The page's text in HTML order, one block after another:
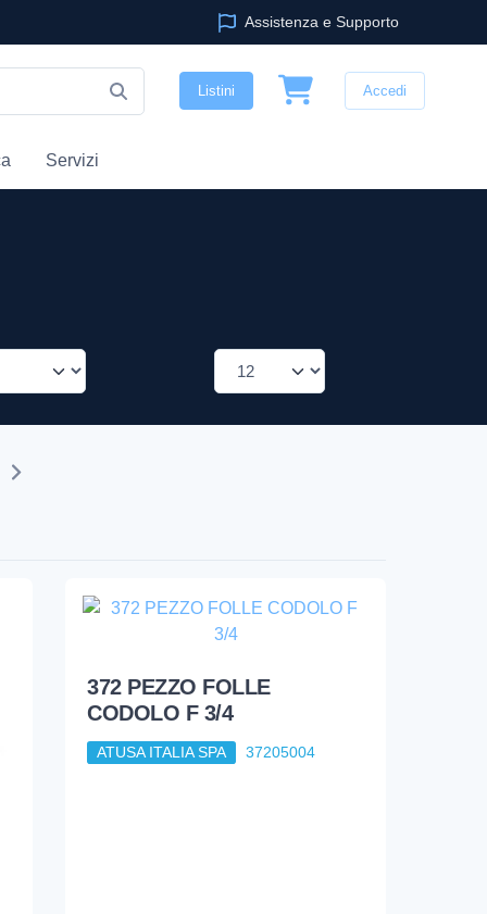
Assistenza e Supporto
Listini Accedi
Servizi
372 PEZZO FOLLE
CODOLO F 3/4
ATUSA ITALIA SPA 37205004